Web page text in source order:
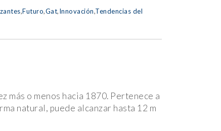
,Futuro,Gat,Innovación,Tendencias del
más o menos hacia 1870. Pertenece a
natural, puede alcanzar hasta 12 m